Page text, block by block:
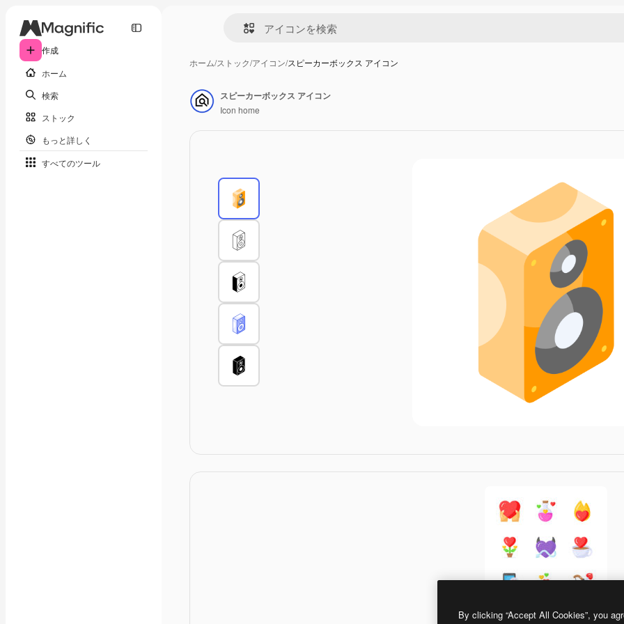
作成
ホーム
検索
ストック
もっと詳しく
すべてのツール
ホーム/ストック/アイコン/スピーカーボックス アイコン
Generic color fill
スピーカーボックス アイコン
Icon home
By clicking “Accept All Cookies”, you